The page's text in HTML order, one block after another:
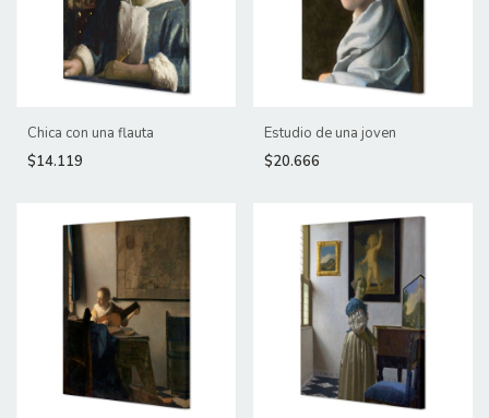
Chica con una flauta
$14.119
Estudio de una joven
$20.666